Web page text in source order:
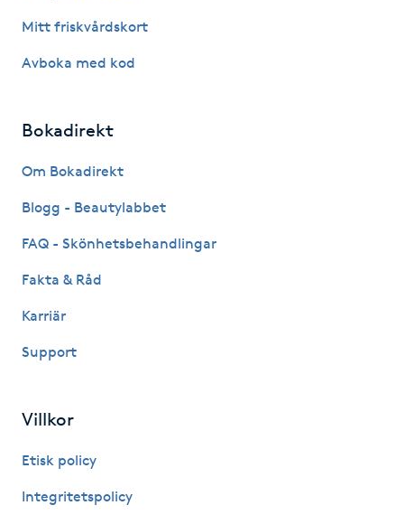
HIFU
Hot Stone Massage
Hot yoga
Huduppstramning
Mitt friskvårdskort
Avboka med kod
Bokadirekt
Om Bokadirekt
Blogg - Beautylabbet
FAQ - Skönhetsbehandlingar
Fakta & Råd
Karriär
Support
Villkor
Etisk policy
Integritetspolicy